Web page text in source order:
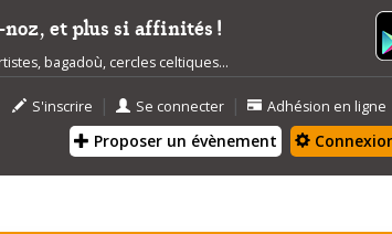
et plus si affinités !
bagadoù, cercles celtiques...
S'inscrire | Se connecter | Adhésion en ligne
Proposer un évènement